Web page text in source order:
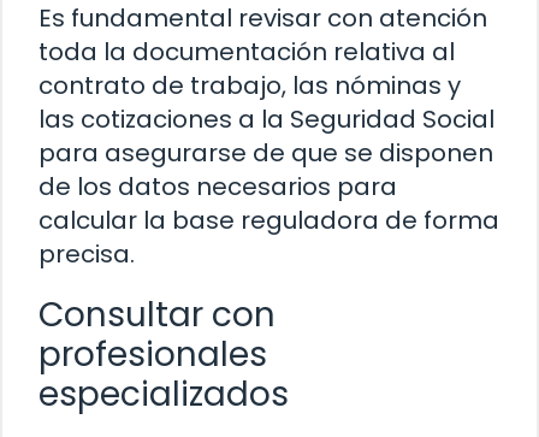
Es fundamental revisar con atención
toda la documentación relativa al
contrato de trabajo, las nóminas y
las cotizaciones a la Seguridad Social
para asegurarse de que se disponen
de los datos necesarios para
calcular la base reguladora de forma
precisa.
Consultar con
profesionales
especializados